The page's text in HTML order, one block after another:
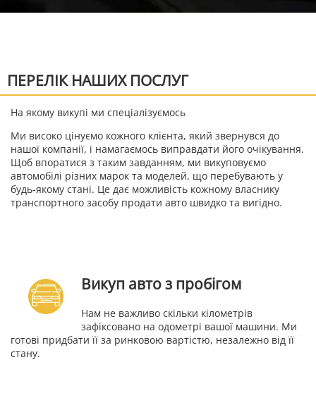
ПЕРЕЛІК НАШИХ ПОСЛУГ
На якому викупі ми спеціалізуємось
Ми високо цінуємо кожного клієнта, який звернувся до
нашої компанії, і намагаємось виправдати його очікування.
Щоб впоратися з таким завданням, ми викуповуємо
автомобілі різних марок та моделей, що перебувають у
будь-якому стані. Це дає можливість кожному власнику
транспортного засобу продати авто швидко та вигідно.
Викуп авто з пробігом
Нам не важливо скільки кілометрів
зафіксовано на одометрі вашої машини. Ми
готові придбати її за ринковою вартістю, незалежно від її
стану.